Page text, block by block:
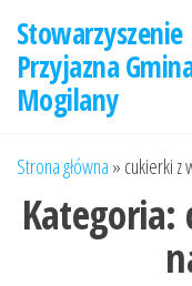
treści
Stowarzyszenie
Przyjazna
Mogilany
Strona główna » cukierki z
Kategoria: